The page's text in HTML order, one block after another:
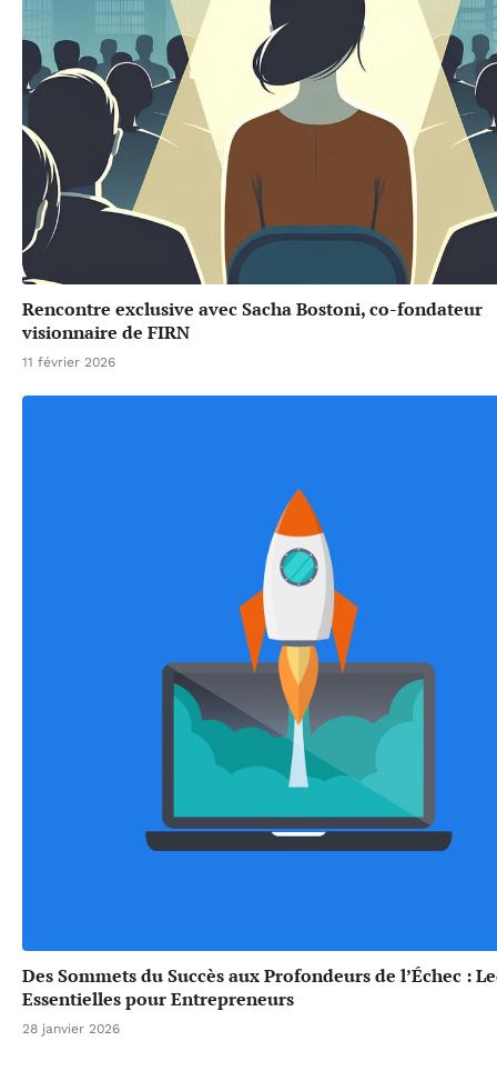
Rencontre exclusive avec Sacha Bostoni, co-fondateur
visionnaire de FIRN
11 février 2026
Des Sommets du Succès aux Profondeurs de l’Échec :
Essentielles pour Entrepreneurs
28 janvier 2026